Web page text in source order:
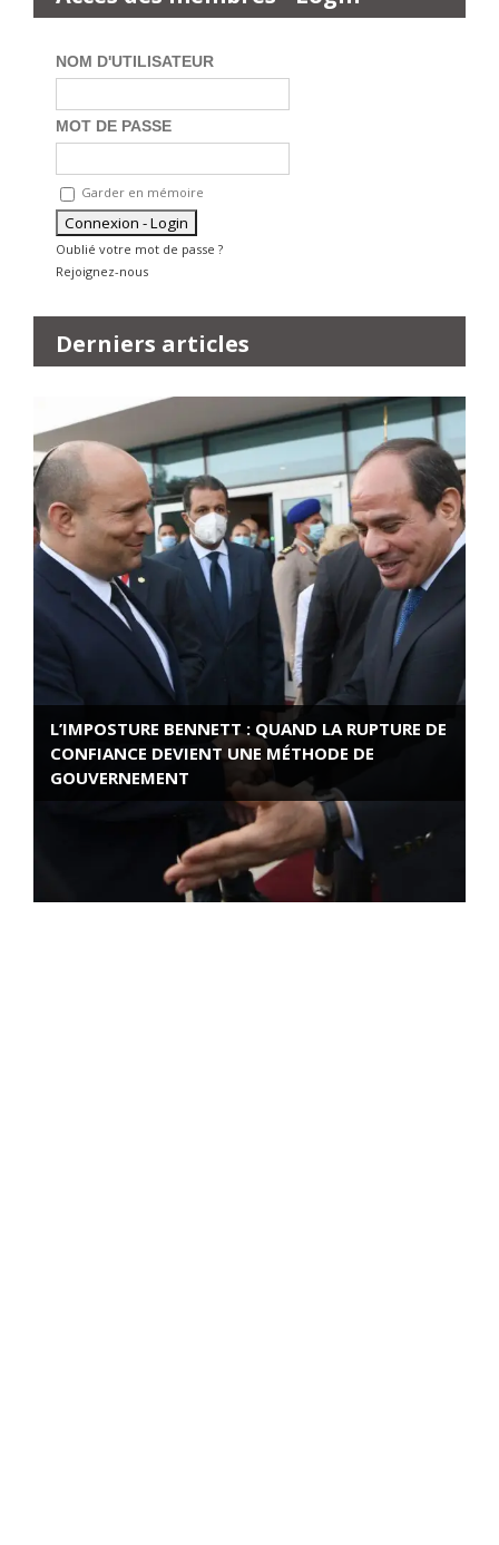
NOM D'UTILISATEUR
MOT DE PASSE
Garder en mémoire
Oublié votre mot de passe ?
Rejoignez-nous
Derniers articles
L’IMPOSTURE BENNETT : QUAND LA RUPTURE DE
CONFIANCE DEVIENT UNE MÉTHODE DE
GOUVERNEMENT
ROSE VALLAND, HEROÏNE DE LA RESISTANCE